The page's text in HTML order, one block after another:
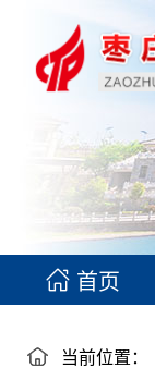
首页
当前位置：